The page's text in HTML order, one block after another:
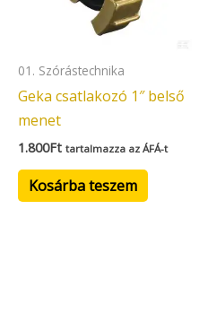
01. Szórástechnika
Geka csatlakozó 1″ belső
menet
1.800Ft tartalmazza az ÁFÁ-t
Kosárba teszem